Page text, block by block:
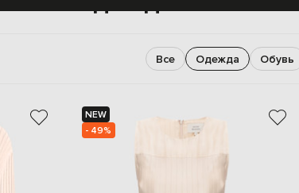
Все Одежда Обувь
NEW
- 49%